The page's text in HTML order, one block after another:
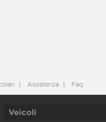
Assistenza Faq
Veicoli